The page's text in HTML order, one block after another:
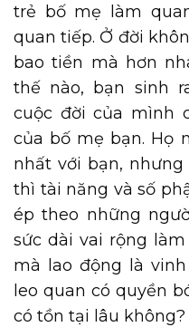
trẻ bố mẹ làm
quan tiếp. Ở đời
bao tiền mà hơn
thế nào, bạn sinh
cuộc đời của mình
của bố mẹ bạn. Họ
nhất với bạn,
thì tài năng và số
ép theo những
sức dài vai rộng
mà lao động là
leo quan có quyền
có tồn tại lâu không?